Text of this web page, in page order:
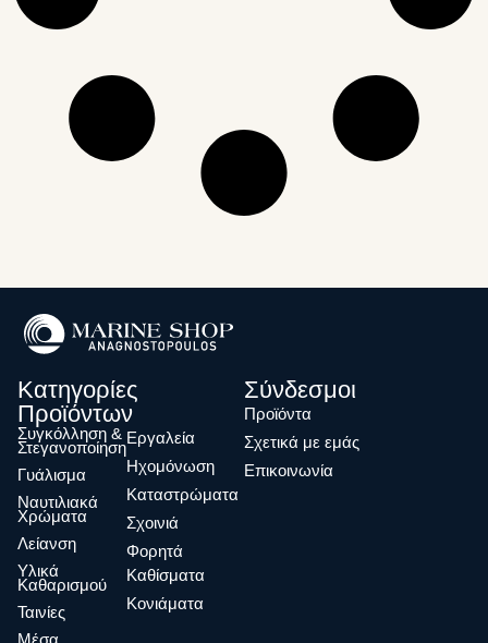
Κατηγορίες
Προϊόντων
Συγκόλληση &
Στεγανοποίηση
Γυάλισμα
Ναυτιλιακά
Χρώματα
Λείανση
Υλικά
Καθαρισμού
Ταινίες
Μέσα
Eργαλεία
Ηχομόνωση
Καταστρώματα
Σχοινιά
Φορητά
Καθίσματα
Κονιάματα
Σύνδεσμοι
Προϊόντα
Σχετικά με εμάς
Επικοινωνία